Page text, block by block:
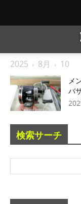
2025 8月 10
メ
バ
検索サーチ